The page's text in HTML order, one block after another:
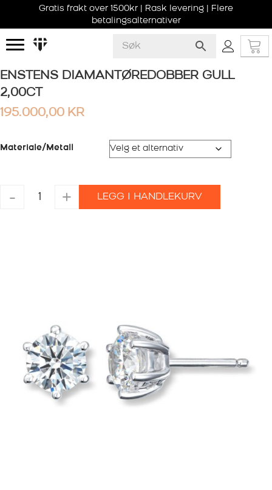
Gratis frakt over 1500kr | Rask levering | Flere
betalingsalternativer
ENSTENS DIAMANTØREDOBBER GULL
2,00CT
195.000,00 KR
Materiale/Metall
-
ENSTENS
DIAMANTØREDOBBER
+ LEGG I HANDLEKURV